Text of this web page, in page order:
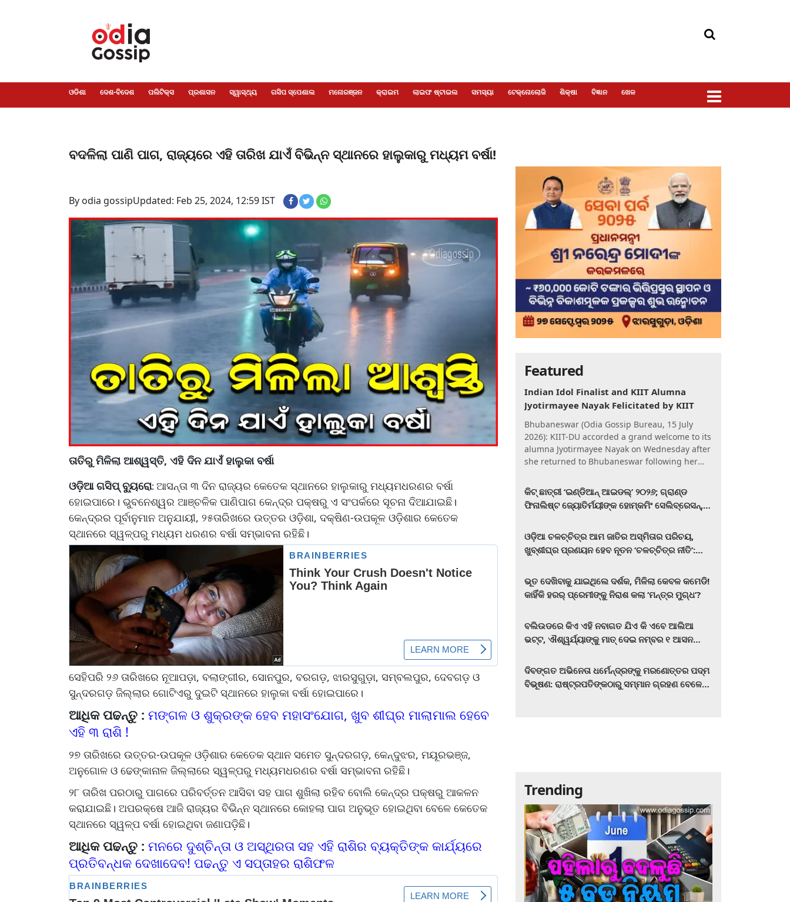
ଓଡିଶା ଦେଶ-ବିଦେଶ ପଲିଟିକ୍ସ ପ୍ରଶାସନ ସ୍ୱାସ୍ଥ୍ୟ ଗସିପ ସ୍ପେଶାଲ ମନୋରଞ୍ଜନ କ୍ରାଇମ ଲାଇଫ ଷ୍ଟାଇଲ ସମସ୍ୟା ଟେକ୍ନୋଲୋଜି ଶିକ୍ଷା ବିଜ୍ଞାନ ଖେଳ
ବଦଳିଲା ପାଣି ପାଗ, ରାଜ୍ୟରେ ଏହି ତାରିଖ ଯାଏଁ ବିଭିନ୍ନ ସ୍ଥାନରେ ହାଲୁକାରୁ ମଧ୍ୟମ ବର୍ଷା!
By odia gossipUpdated: Feb 25, 2024, 12:59 IST
ତାତିରୁ ମିଳିଲା ଆଶ୍ୱସ୍ତି, ଏହି ଦିନ ଯାଏଁ ହାଲୁକା ବର୍ଷା
ଓଡ଼ିଆ ଗସିପ୍ ବ୍ୟୁରୋ: ଆସନ୍ତା ୩ ଦିନ ରାଜ୍ୟର କେତେକ ସ୍ଥାନରେ ହାଲୁକାରୁ ମଧ୍ୟମଧରଣର ବର୍ଷା
ହୋଇପାରେ। ଭୁବନେଶ୍ୱର ଆଞ୍ଚଳିକ ପାଣିପାଗ କେନ୍ଦ୍ର ପକ୍ଷରୁ ଏ ସଂପର୍କରେ ସୂଚନା ଦିଆଯାଇଛି।
କେନ୍ଦ୍ରର ପୂର୍ବାନୁମାନ ଅନୁଯାୟୀ, ୨୫ତାରିଖରେ ଉତ୍ତର ଓଡ଼ିଶା, ଦକ୍ଷିଣ-ଉପକୂଳ ଓଡ଼ିଶାର କେତେକ
ସ୍ଥାନରେ ସ୍ୱଳ୍ପରୁ ମଧ୍ୟମ ଧରଣର ବର୍ଷା ସମ୍ଭାବନା ରହିଛି।
ସେହିପରି ୨୬ ତାରିଖରେ ନୂଆପଡ଼ା, ବଲାଙ୍ଗୀର, ସୋନପୁର, ବରଗଡ଼, ଝାରସୁଗୁଡ଼ା, ସମ୍ବଲପୁର, ଦେବଗଡ଼ ଓ
ସୁନ୍ଦରଗଡ଼ ଜିଲ୍ଲାର ଗୋଟିଏରୁ ଦୁଇଟି ସ୍ଥାନରେ ହାଲୁକା ବର୍ଷା ହୋଇପାରେ।
ଆଧିକ ପଢନ୍ତୁ : ମଙ୍ଗଳ ଓ ଶୁକ୍ରଙ୍କ ହେବ ମହାସଂଯୋଗ, ଖୁବ ଶୀଘ୍ର ମାଲାମାଲ ହେବେ
ଏହି ୩ ରାଶି !
୨୭ ତାରିଖରେ ଉତ୍ତର-ଉପକୂଳ ଓଡ଼ିଶାର କେତେକ ସ୍ଥାନ ସମେତ ସୁନ୍ଦରଗଡ଼, କେନ୍ଦୁଝର, ମୟୂରଭଞ୍ଜ,
ଅନୁଗୋଳ ଓ ଢେଙ୍କାନାଳ ଜିଲ୍ଲାରେ ସ୍ୱଳ୍ପରୁ ମଧ୍ୟମଧରଣର ବର୍ଷା ସମ୍ଭାବନା ରହିଛି।
୨୮ ତାରିଖ ପରଠାରୁ ପାଗରେ ପରିବର୍ତ୍ତନ ଆସିବା ସହ ପାଗ ଶୁଖିଲା ରହିବ ବୋଲି କେନ୍ଦ୍ର ପକ୍ଷରୁ ଆକଳନ
କରାଯାଇଛି। ଅପରକ୍ଷେ ଆଜି ରାଜ୍ୟର ବିଭିନ୍ନ ସ୍ଥାନରେ କୋହଲା ପାଗ ଅନୁଭୂତ ହୋଇଥିବା ବେଳେ କେତେକ
ସ୍ଥାନରେ ସ୍ୱଳ୍ପ ବର୍ଷା ହୋଇଥିବା ଜଣାପଡ଼ିଛି।
ଆଧିକ ପଢନ୍ତୁ : ମନରେ ଦୁଶ୍ଚିନ୍ତା ଓ ଅସ୍ଥିରତା ସହ ଏହି ରାଶିର ବ୍ୟକ୍ତିଙ୍କ କାର୍ଯ୍ୟରେ
ପ୍ରତିବନ୍ଧକ ଦେଖାଦେବ! ପଢନ୍ତୁ ଏ ସପ୍ତାହର ରାଶିଫଳ
Featured
Indian Idol Finalist and KIIT Alumna
Jyotirmayee Nayak Felicitated by KIIT
Bhubaneswar (Odia Gossip Bureau, 15 July
2026): KIIT-DU accorded a grand welcome to its
alumna Jyotirmayee Nayak on Wednesday after
she returned to Bhubaneswar following her
କିଟ୍‍ ଛାତ୍ରୀ ‘ଇଣ୍ଡିଆନ୍ ଆଇଡଲ୍‌’ ୨୦୨୬; ଗ୍ରାଣ୍ଡ
ଫିନାଲିଷ୍ଟ ଜ୍ୟୋତିର୍ମୟୀଙ୍କ ହୋମ୍‍କମିଂ ସେଲିବ୍ରେସନ୍‍,
ଓଡ଼ିଆ ଚଳଚ୍ଚିତ୍ର ଆମ ଜାତିର ଅସ୍ମିତାର ପରିଚୟ,
ଖୁବ୍‌ଶୀଘ୍ର ପ୍ରଣୟନ ହେବ ନୂତନ ‘ଚଳଚ୍ଚିତ୍ର ନୀତି’:
ଭୂତ ଦେଖିବାକୁ ଯାଇଥିଲେ ଦର୍ଶକ, ମିଳିଲା କେବଳ କମେଡି!
କାହିଁକି ହରର୍‌ ପ୍ରେମୀଙ୍କୁ ନିରାଶ କଲା ‘ମନ୍ତ୍ର ମୁଗ୍ଧ’?
ବଲିଉଡରେ କିଏ ଏହି ନବାଗତ ଯିଏ କି ଏବେ ଆଲିଆ
ଭଟ୍ଟ, ଐଶ୍ୱର୍ଯ୍ୟାଙ୍କୁ ମାତ୍‌ ଦେଇ ନମ୍ବର ୧ ଆସନ
ଦିବଙ୍ଗତ ଅଭିନେତା ଧର୍ମେନ୍ଦ୍ରଙ୍କୁ ମରଣୋତ୍ତର ପଦ୍ମ
ବିଭୂଷଣ: ରାଷ୍ଟ୍ରପତିଙ୍କଠାରୁ ସମ୍ମାନ ଗ୍ରହଣ ବେଳେ
Trending